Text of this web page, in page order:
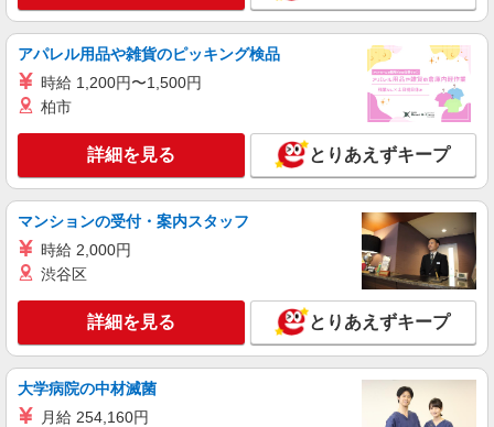
株式会社シエロ
【softbank】人気機種に詳しくなれる携帯販
売
時給1400円〜 ※残業代支給 ★交通費別途支給
+゜ 入社祝い金10万円支給(規定有) お友達を紹介
頂くと, インセンティブ支給(規定有) ★月2回払
い・週払い可能（規程有）★ ゜・。○。・゜
+゜・。○。・゜+゜
沖縄県豊見城市のsoftbankショップ
キープ 詳細を見る
派遣社員
株式会社シエロ
【楽天モバイル】の携帯販売スタッフ
時給1650円〜1850円（経験・能力による） ※
残業代支給 ★交通費別途支給（規定あり） ゜
+゜・。○。・゜+゜・。○。・゜+゜ 入社祝い金10
万円支給(規定有) お友達を紹介頂くと, インセンテ
ィブ支給(規定有) ★月2回払い・週払い可能（規程
有）★ ゜・。○。・゜+゜・。○。・゜+゜
沖縄県豊見城市の楽天モバイルショップ
詳細を見る
アパレル用品や雑貨のピッキング検品
時給 1,200円〜1,500円
柏市
詳細を見る とりあえずキープ
マンションの受付・案内スタッフ
時給 2,000円
渋谷区
詳細を見る とりあえずキープ
大学病院の中材滅菌
月給 254,160円